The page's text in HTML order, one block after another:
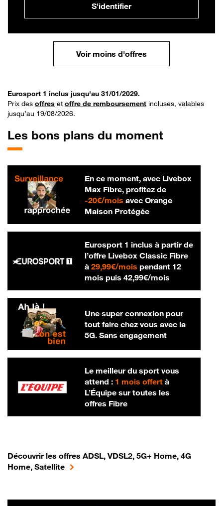
S'identifier
Voir moins d'offres
Eurosport 1 inclus jusqu'au 31/01/2029.
Prix des offres et offre de remboursement incluses, valables
jusqu’au 19/08/2026.
Les bons plans du moment
En ce moment, avec Livebox
Max Fibre, profitez de
-20€/mois20 € par mois
avec Orange
Maison Protégée
Eurosport 1 inclus à partir de
l’offre Livebox Classic Fibre
à 29,99€/mois29,99 € par mois
pendant 12
mois puis 42,99€/mois42,99 € par
Une super connexion pour
tout faire chez vous avec la
5G. Sans engagement
Le meilleur du sport vous
attend : 1 mois offertà
L’Équipe sur toutes les
offres Fibre
Découvrir les offres ADSL, VDSL2, 5G+ Home, 4G
Home, Satellite